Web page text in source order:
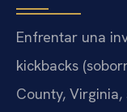
Enfrentar una
kickbacks
County,